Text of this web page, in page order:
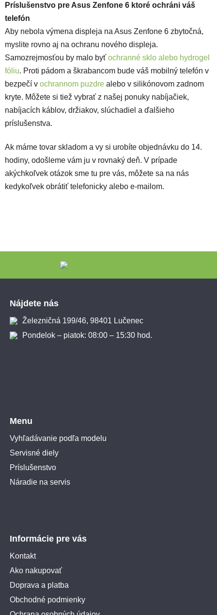
Príslušenstvo pre Asus Zenfone 6 ktoré ochráni váš
telefón
Aby nebola výmena displeja na Asus Zenfone 6 zbytočná,
myslite rovno aj na ochranu nového displeja.
Samozrejmosťou by malo byť ochranné sklo alebo hydrogel
fóliu. Proti pádom a škrabancom bude váš mobilný telefón v
bezpečí v ochrannom puzdre alebo v silikónovom zadnom
kryte. Môžete si tiež vybrať z našej ponuky nabíjačiek,
nabíjacích káblov, držiakov, slúchadiel a ďalšieho
príslušenstva.
Ak máme tovar skladom a vy si urobíte objednávku do 14.
hodiny, odošleme vám ju v rovnaký deň. V prípade
akýchkoľvek otázok sme tu pre vás, môžete sa na nás
kedykoľvek obrátiť telefonicky alebo e-mailom.
Nájdete nás
Železničná 199/46, 98401 Lučenec
Pondelok – piatok: 08:00 – 15:30 hod.
Menu
Vyhľadávanie podľa modelu
Servisné diely
Príslušenstvo
Náradie na servis
Informácie pre vás
Kontakt
Ako nakupovať
Doprava a platba
Obchodné podmienky